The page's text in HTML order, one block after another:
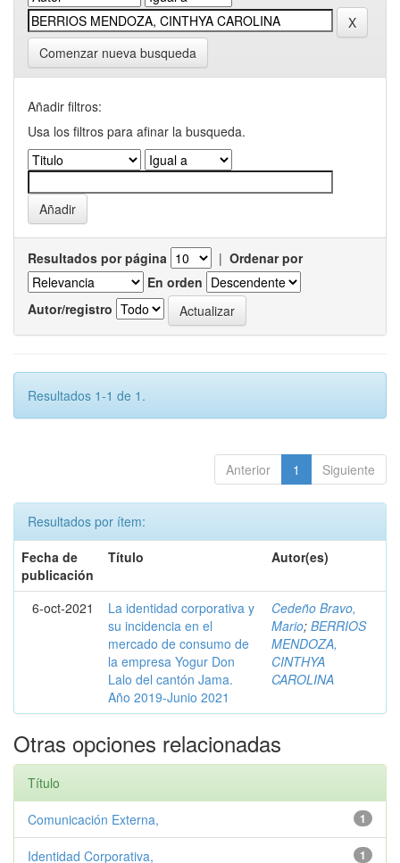
Comenzar nueva busqueda
Añadir filtros:
Usa los filtros para afinar la busqueda.
Resultados por página | Ordenar por
En orden
Autor/registro
Resultados 1-1 de 1.
Anterior 1 Siguiente
Resultados por ítem:
Fecha de
publicación
Título Autor(es)
6-oct-2021
La identidad corporativa y
su incidencia en el
mercado de consumo de
la empresa Yogur Don
Lalo del cantón Jama.
Año 2019-Junio 2021
Cedeño Bravo,
Mario; BERRIOS
MENDOZA,
CINTHYA
CAROLINA
Otras opciones relacionadas
Título
1
Comunicación Externa,
1
Identidad Corporativa,